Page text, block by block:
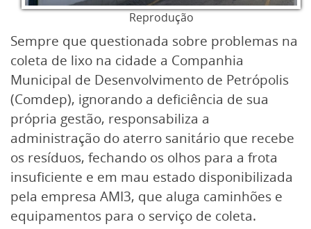
Reprodução
Sempre que questionada sobre problemas na
coleta de lixo na cidade a Companhia
Municipal de Desenvolvimento de Petrópolis
(Comdep), ignorando a deficiência de sua
própria gestão, responsabiliza a
administração do aterro sanitário que recebe
os resíduos, fechando os olhos para a frota
insuficiente e em mau estado disponibilizada
pela empresa AMI3, que aluga caminhões e
equipamentos para o serviço de coleta.